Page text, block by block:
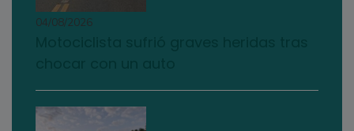
04/08/2026